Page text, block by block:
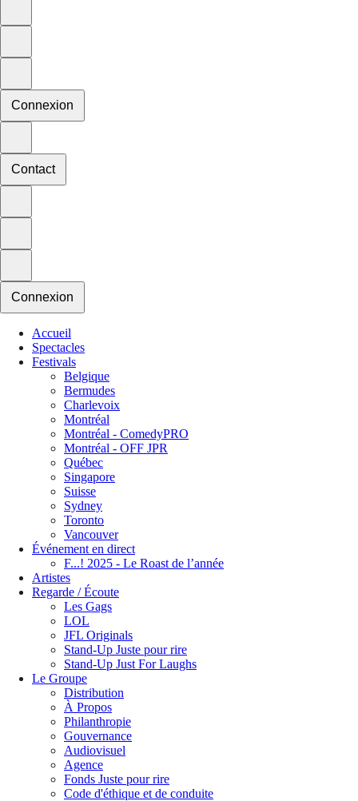
Connexion
Contact
Connexion
Accueil
Spectacles
Festivals
Belgique
Bermudes
Charlevoix
Montréal
Montréal - ComedyPRO
Montréal - OFF JPR
Québec
Singapore
Suisse
Sydney
Toronto
Vancouver
Événement en direct
F...! 2025 - Le Roast de l’année
Artistes
Regarde / Écoute
Les Gags
LOL
JFL Originals
Stand-Up Juste pour rire
Stand-Up Just For Laughs
Le Groupe
Distribution
À Propos
Philanthropie
Gouvernance
Audiovisuel
Agence
Fonds Juste pour rire
Code d'éthique et de conduite